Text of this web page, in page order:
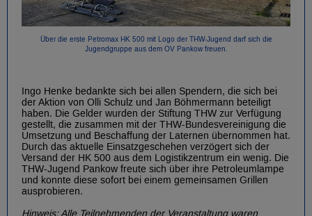
Über die erste Petromax HK 500 mit Logo der THW-Jugend darf sich die
Jugendgruppe aus dem OV Pankow freuen.
Ingo Henke bedankte sich bei allen Spendern, die sich bei
der Aktion von Olli Schulz und Jan Böhmermann beteiligt
haben. Die Gelder wurden der Stiftung THW zur Verfügung
gestellt, die zusammen mit der THW-Bundesvereinigung die
Umsetzung und Beschaffung der Laternen übernommen hat.
Durch das aktuelle Einsatzgeschehen verzögert sich der
Versand der HK 500 aus dem Logistikzentrum ein wenig. Die
THW-Jugend Pankow freute sich über ihre Petroleumlampe
und konnte diese sofort bei einem gemeinsamen Grillen
ausprobieren.